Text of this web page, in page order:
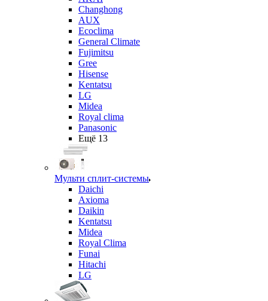
Changhong
AUX
Ecoclima
General Climate
Fujimitsu
Gree
Hisense
Kentatsu
LG
Midea
Royal clima
Panasonic
Ещё 13
Мульти сплит-системы
Daichi
Axioma
Daikin
Kentatsu
Midea
Royal Clima
Funai
Hitachi
LG